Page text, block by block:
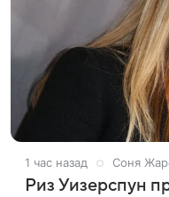
1 час назад Соня
Риз Уизерспун